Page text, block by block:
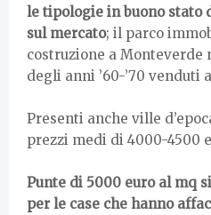
le tipologie in buono stato
sul mercato; il parco
costruzione a Monteverde
degli anni ’60-’70 venduti
Presenti anche ville
prezzi medi di 4000-4500
Punte di 5000 euro al mq
per le case che hanno